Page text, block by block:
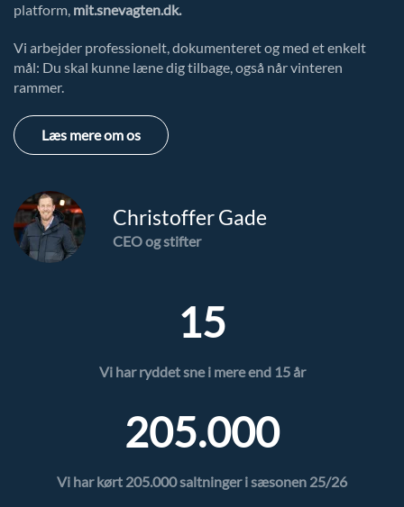
platform, mit.snevagten.dk.
Vi arbejder professionelt, dokumenteret og med et enkelt
mål: Du skal kunne læne dig tilbage, også når vinteren
rammer.
Læs mere om os
Christoffer Gade
CEO og stifter
15
Vi har ryddet sne i mere end 15 år
205.000
Vi har kørt 205.000saltninger i sæsonen 25/26